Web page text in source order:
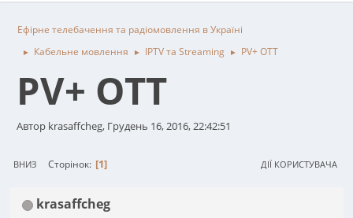
Ефірне телебачення та радіомовлення в Україні
► Кабельне мовлення ► IPTV та Streaming ► PV+ OTT
PV+ OTT
Автор krasaffcheg, Грудень 16, 2016, 22:42:51
ВНИЗ Сторінок 1 ДІЇ КОРИСТУВАЧА
krasaffcheg